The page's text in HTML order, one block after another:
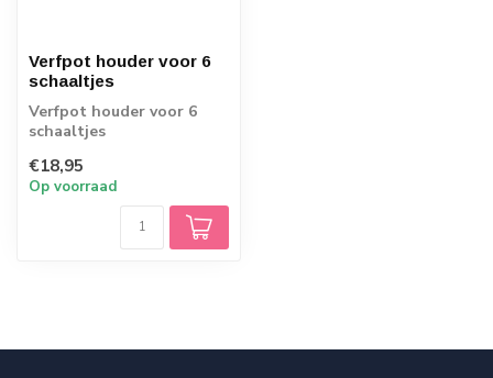
Verfpot houder voor 6
schaaltjes
Verfpot houder voor 6
schaaltjes
€18,95
Op voorraad